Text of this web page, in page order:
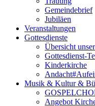
Gemeindebrief
Jubiläen
Veranstaltungen
Gottesdienste
Übersicht
Gottesdienst-
Kinderkirche
Musik & Kultur &
Angebot